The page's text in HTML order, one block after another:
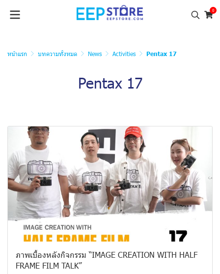
0
หน้าแรก บทความทั้งหมด News Activities Pentax 17
Pentax 17
ภาพเบื้องหลังกิจกรรม “IMAGE CREATION WITH HALF
FRAME FILM TALK”